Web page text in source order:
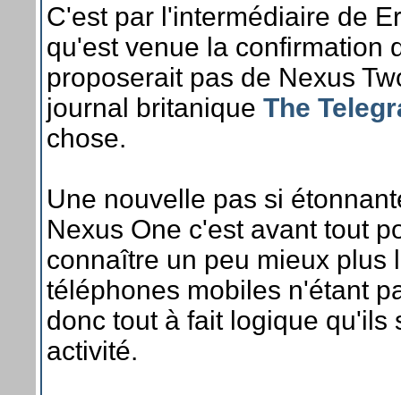
C'est par l'intermédiaire de
qu'est venue la confirmation
proposerait pas de Nexus
journal britanique The
chose.
Une nouvelle pas si
Nexus One c'est avant tout
connaître un peu mieux plus
téléphones mobiles n'étant
donc tout à fait logique
activité.